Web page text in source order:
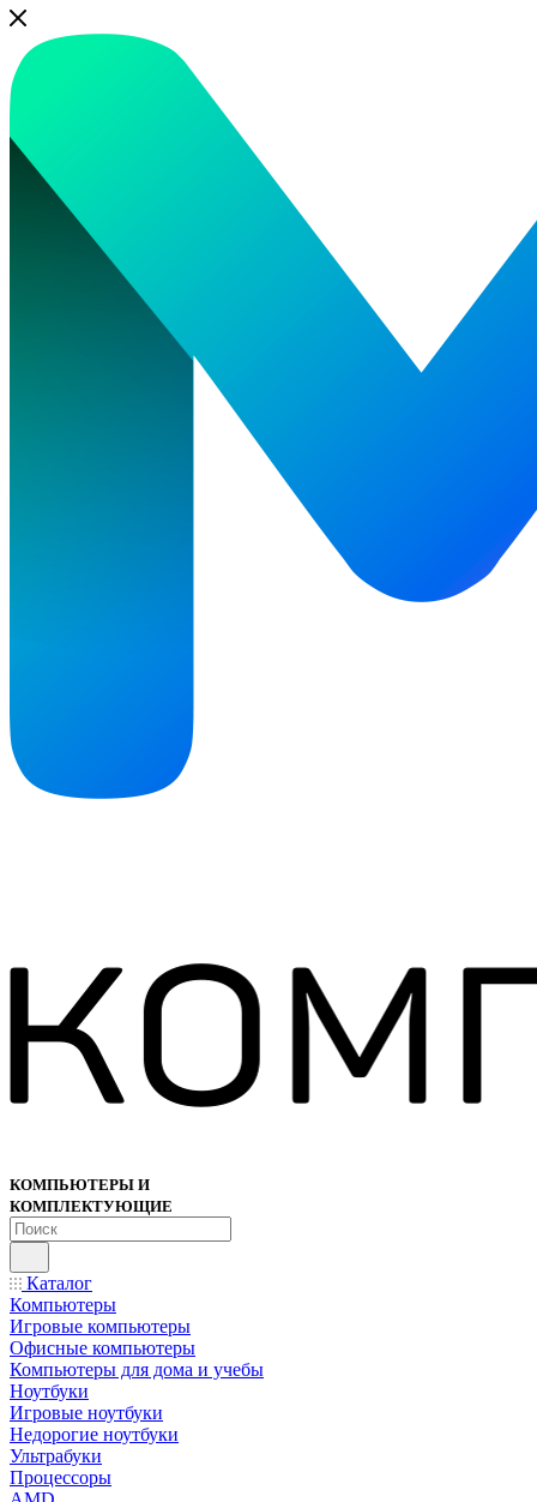
КОМПЬЮТЕРЫ И
КОМПЛЕКТУЮЩИЕ
Каталог
Компьютеры
Игровые компьютеры
Офисные компьютеры
Компьютеры для дома и учебы
Ноутбуки
Игровые ноутбуки
Недорогие ноутбуки
Ультрабуки
Процессоры